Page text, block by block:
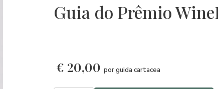
Guia do Prêmio
€ 20,00 por guida cartacea